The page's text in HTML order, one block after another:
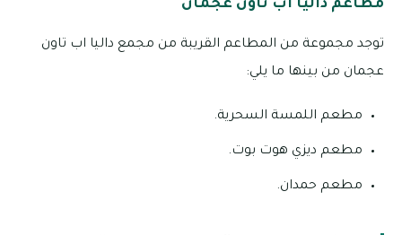
مطاعم داليا اب تاون عجمان
توجد مجموعة من المطاعم القريبة من مجمع داليا اب تاون
عجمان من بينها ما يلي:
مطعم اللمسة السحرية.
مطعم ديزي هوت بوت.
مطعم حمدان.